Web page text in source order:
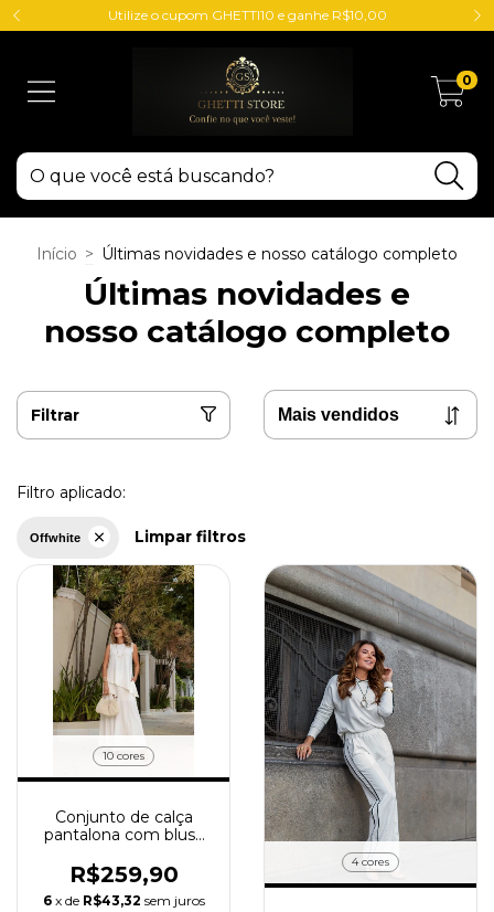
Utilize o cupom GHETTI10 e ganhe R$10,00
0
Início > Últimas novidades e nosso catálogo completo
Últimas novidades e
nosso catálogo completo
Filtrar
Filtro aplicado:
Offwhite Limpar filtros
10 cores
Conjunto de calça
pantalona com blusa
Carmen
R$259,90
6 x de R$43,32 sem juros
4 cores